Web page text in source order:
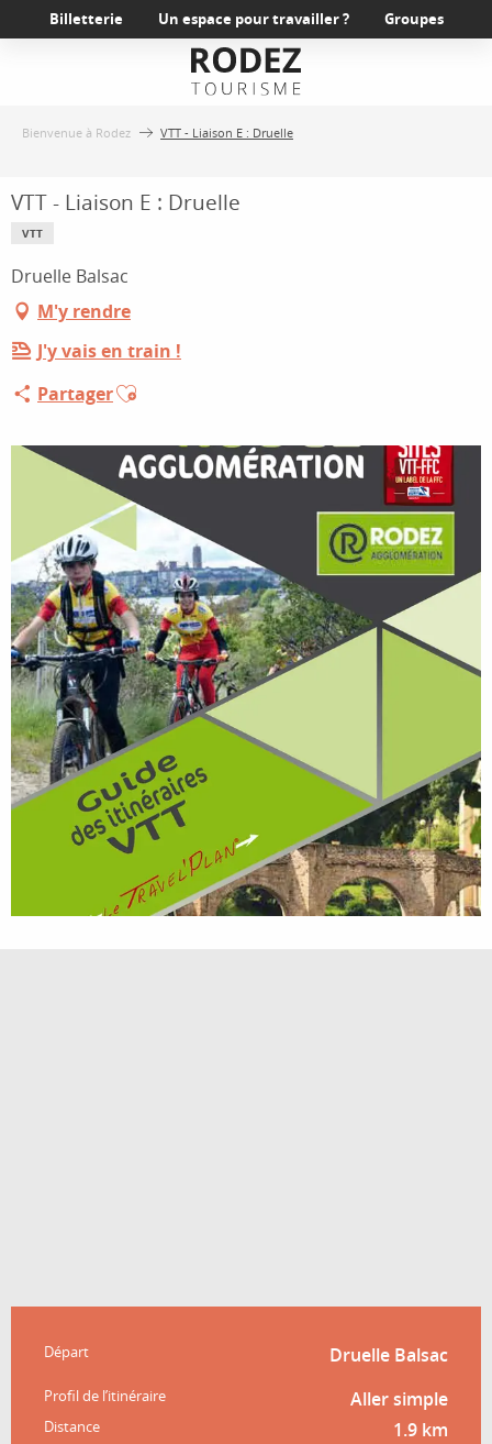
au
Billetterie Un espace pour travailler ? Groupes
Bienvenue à Rodez VTT - Liaison E : Druelle
VTT - Liaison E : Druelle
VTT
Druelle Balsac
M'y rendre
J'y vais en train !
PartagerAjouter aux favoris
Informations pratiques
Départ Druelle Balsac
Profil de l’itinéraire Aller simple
Distance 1.9 km